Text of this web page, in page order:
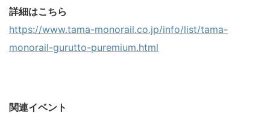
詳細はこちら
https://www.tama-monorail.co.jp/info/list/tama-
monorail-gurutto-puremium.html
関連イベント